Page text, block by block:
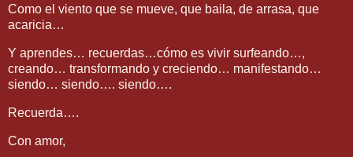
Como el viento que se mueve, que baila, de arrasa, que
acaricia…
Y aprendes… recuerdas…cómo es vivir surfeando…,
creando… transformando y creciendo… manifestando…
siendo… siendo…. siendo….
Recuerda….
Con amor,